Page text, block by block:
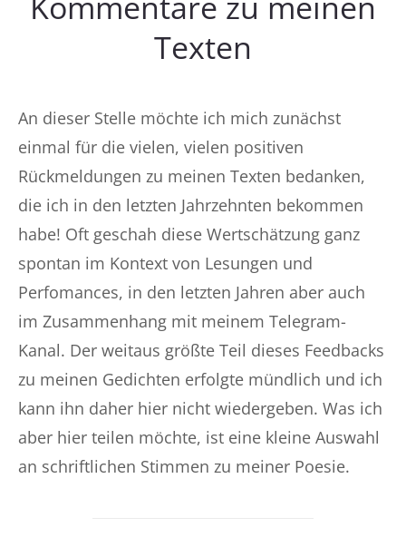
Texten
An dieser Stelle möchte ich mich zunächst
einmal für die vielen, vielen positiven
Rückmeldungen zu meinen Texten bedanken,
die ich in den letzten Jahrzehnten bekommen
habe! Oft geschah diese Wertschätzung ganz
spontan im Kontext von Lesungen und
Perfomances, in den letzten Jahren aber auch
im Zusammenhang mit meinem Telegram-
Kanal. Der weitaus größte Teil dieses Feedbacks
zu meinen Gedichten erfolgte mündlich und ich
kann ihn daher hier nicht wiedergeben. Was ich
aber hier teilen möchte, ist eine kleine Auswahl
an schriftlichen Stimmen zu meiner Poesie.